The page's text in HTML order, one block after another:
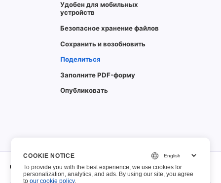
Удобен для мобильных
устройств
Безопасное хранение файлов
Сохранить и возобновить
Поделиться
Заполните PDF-форму
Опубликовать
О нас
COOKIE NOTICE
To provide you with the best experience, we use cookies for
personalization, analytics, and ads. By using our site, you agree
toour cookie policy.